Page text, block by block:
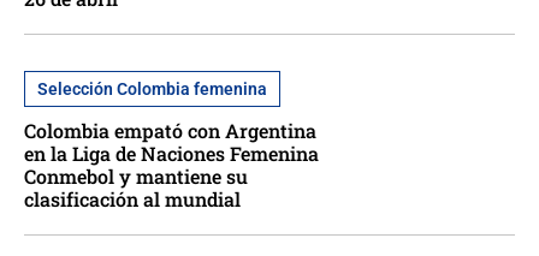
Selección Colombia femenina
Colombia empató con Argentina
en la Liga de Naciones Femenina
Conmebol y mantiene su
clasificación al mundial